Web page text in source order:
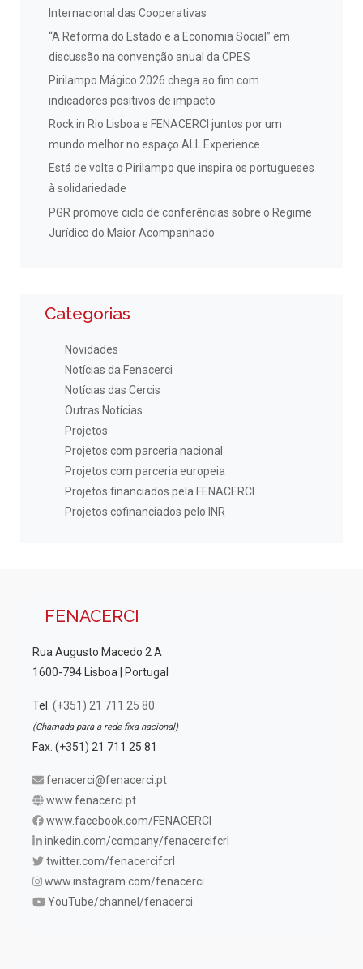
Internacional das Cooperativas
“A Reforma do Estado e a Economia Social” em
discussão na convenção anual da CPES
Pirilampo Mágico 2026 chega ao fim com
indicadores positivos de impacto
Rock in Rio Lisboa e FENACERCI juntos por um
mundo melhor no espaço ALL Experience
Está de volta o Pirilampo que inspira os portugueses
à solidariedade
PGR promove ciclo de conferências sobre o Regime
Jurídico do Maior Acompanhado
Categorias
Novidades
Notícias da Fenacerci
Notícias das Cercis
Outras Notícias
Projetos
Projetos com parceria nacional
Projetos com parceria europeia
Projetos financiados pela FENACERCI
Projetos cofinanciados pelo INR
FENACERCI
Rua Augusto Macedo 2 A
1600-794 Lisboa | Portugal
Tel. (+351) 21 711 25 80
(Chamada para a rede fixa nacional)
Fax. (+351) 21 711 25 81
fenacerci@fenacerci.pt
www.fenacerci.pt
www.facebook.com/FENACERCI
inkedin.com/company/fenacercifcrl
twitter.com/fenacercifcrl
www.instagram.com/fenacerci
YouTube/channel/fenacerci